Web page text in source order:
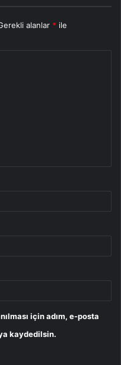
alanlar * ile
için adım, e-posta
kaydedilsin.